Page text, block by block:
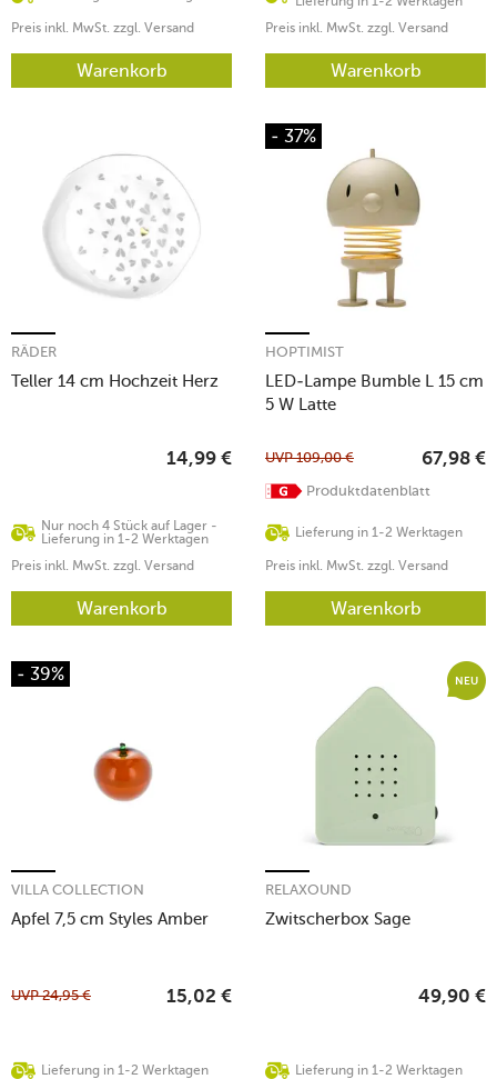
Preis inkl. MwSt. zzgl. Versand
Warenkorb
Preis inkl. MwSt. zzgl. Versand
Warenkorb
Teller 14 cm Hochzeit Herz
RÄDER
Nur noch 4 Stück auf Lager -
Lieferung in 1-2 Werktagen
14,99 €
Preis inkl. MwSt. zzgl. Versand
Warenkorb
- 37%
LED-Lampe Bumble L 15 cm
5 W Latte
HOPTIMIST
Lieferung in 1-2 Werktagen
UVP109,00 € 67,98 €
Preis inkl. MwSt. zzgl. Versand
Produktdatenblatt
Warenkorb
- 39%
Apfel 7,5 cm Styles Amber
VILLA COLLECTION
Lieferung in 1-2 Werktagen
UVP24,95 € 15,02 €
NEU
Zwitscherbox Sage
RELAXOUND
Lieferung in 1-2 Werktagen
49,90 €